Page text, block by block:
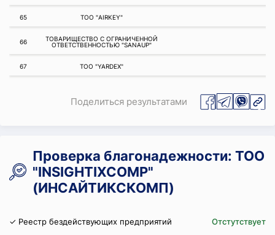
65 ТОО "AIRKEY"
66
ТОВАРИЩЕСТВО С ОГРАНИЧЕННОЙ
ОТВЕТСТВЕННОСТЬЮ "SANAUP"
67 ТОО "YARDEX"
Поделиться результатами
Проверка благонадежности: ТОО
"INSIGHTIXCOMP"
(ИНСАЙТИКСКОМП)
✓ Реестр бездействующих предприятий
Отстутствует